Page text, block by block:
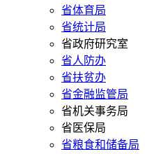
省体育局
省统计局
省政府研究室
省人防办
省扶贫办
省金融监管局
省机关事务局
省医保局
省粮食和储备局